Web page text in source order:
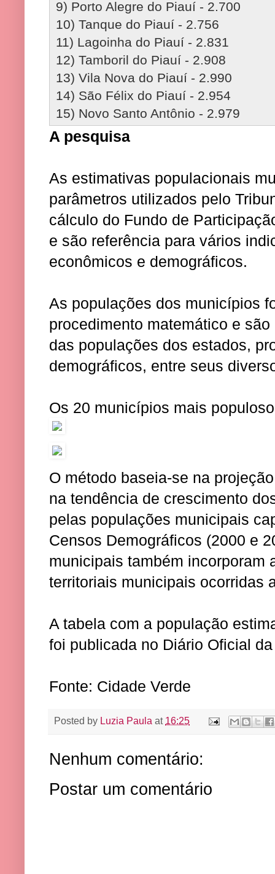
9) Porto Alegre do Piauí - 2.700
10) Tanque do Piauí - 2.756
11) Lagoinha do Piauí - 2.831
12) Tamboril do Piauí - 2.908
13) Vila Nova do Piauí - 2.990
14) São Félix do Piauí - 2.954
15) Novo Santo Antônio - 2.979
A pesquisa
As estimativas populacionais
parâmetros utilizados pelo
cálculo do Fundo de
e são referência para vários
econômicos e demográficos.
As populações dos municípios
procedimento matemático e
das populações dos estados,
demográficos, entre seus
Os 20 municípios mais
O método baseia-se na
na tendência de crescimento
pelas populações municipais
Censos Demográficos (2000 e
municipais também incorporam
territoriais municipais ocorridas
A tabela com a população
foi publicada no Diário Oficial
Fonte: Cidade Verde
Posted by Luzia Paula at 16:25
Nenhum comentário:
Postar um comentário